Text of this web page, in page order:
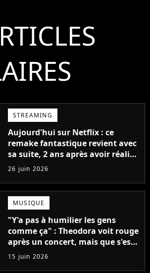
STREAMING
Aujourd'hui sur Netflix : ce
remake fantastique revient avec
sa suite, 2 ans après avoir réalisé
60 millions de vues et régné 6
semaines dans le Top 10
26 juin 2026
MUSIQUE
"Y'a pas à humilier les gens
comme ça" : Theodora voit rouge
après un concert, mais que s'est-
il passé ?
15 juin 2026